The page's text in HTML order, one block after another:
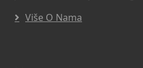
Više O Nama